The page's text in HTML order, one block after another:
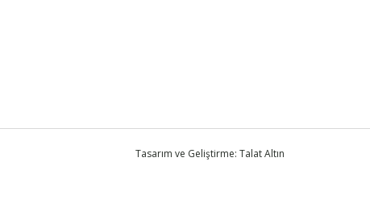
Tasarım ve Geliştirme: Talat Altın